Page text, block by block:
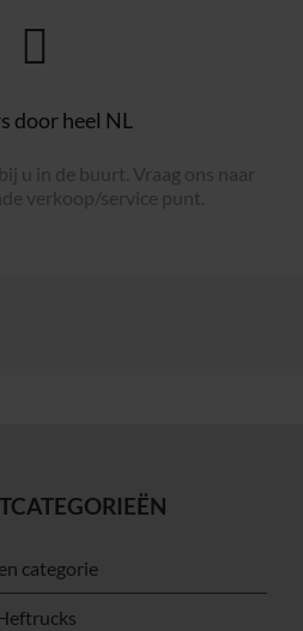
door heel NL
u in de buurt. Vraag ons naar
verkoop/service punt.
categorie